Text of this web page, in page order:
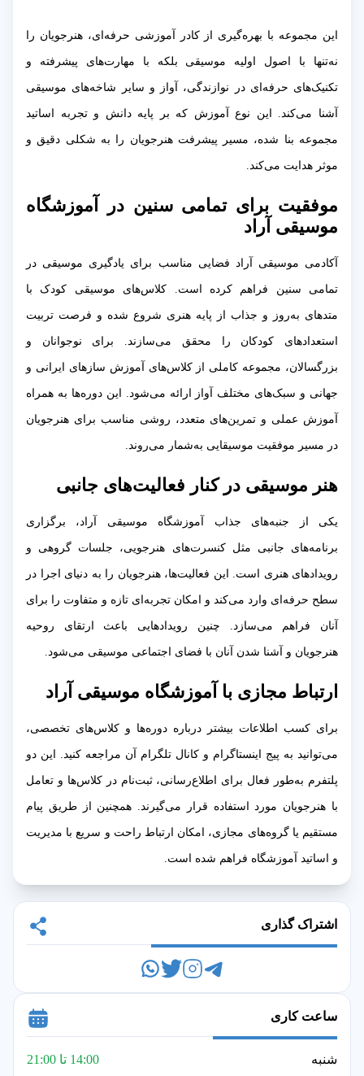
این مجموعه با بهره‌گیری از کادر آموزشی حرفه‌ای، هنرجویان را
نه‌تنها با اصول اولیه موسیقی بلکه با مهارت‌های پیشرفته و
تکنیک‌های حرفه‌ای در نوازندگی، آواز و سایر شاخه‌های موسیقی
آشنا می‌کند. این نوع آموزش که بر پایه دانش و تجربه اساتید
مجموعه بنا شده، مسیر پیشرفت هنرجویان را به شکلی دقیق و
موثر هدایت می‌کند.
موفقیت برای تمامی سنین در آموزشگاه
موسیقی آراد
آکادمی موسیقی آراد فضایی مناسب برای یادگیری موسیقی در
تمامی سنین فراهم کرده است. کلاس‌های موسیقی کودک با
متدهای به‌روز و جذاب از پایه هنری شروع شده و فرصت تربیت
استعدادهای کودکان را محقق می‌سازند. برای نوجوانان و
بزرگسالان، مجموعه کاملی از کلاس‌های آموزش سازهای ایرانی و
جهانی و سبک‌های مختلف آواز ارائه می‌شود. این دوره‌ها به همراه
آموزش عملی و تمرین‌های متعدد، روشی مناسب برای هنرجویان
در مسیر موفقیت موسیقایی به‌شمار می‌روند.
هنر موسیقی در کنار فعالیت‌های جانبی
یکی از جنبه‌های جذاب آموزشگاه موسیقی آراد، برگزاری
برنامه‌های جانبی مثل کنسرت‌های هنرجویی، جلسات گروهی و
رویدادهای هنری است. این فعالیت‌ها، هنرجویان را به دنیای اجرا در
سطح حرفه‌ای وارد می‌کند و امکان تجربه‌ای تازه و متفاوت را برای
آنان فراهم می‌سازد. چنین رویدادهایی باعث ارتقای روحیه
هنرجویان و آشنا شدن آنان با فضای اجتماعی موسیقی می‌شود.
ارتباط مجازی با آموزشگاه موسیقی آراد
برای کسب اطلاعات بیشتر درباره دوره‌ها و کلاس‌های تخصصی،
می‌توانید به پیج اینستاگرام و کانال تلگرام آن مراجعه کنید. این دو
پلتفرم به‌طور فعال برای اطلاع‌رسانی، ثبت‌نام در کلاس‌ها و تعامل
با هنرجویان مورد استفاده قرار می‌گیرند. همچنین از طریق پیام
مستقیم یا گروه‌های مجازی، امکان ارتباط راحت و سریع با مدیریت
و اساتید آموزشگاه فراهم شده است.
اشتراک گذاری
ساعت کاری
شنبه 14:00 تا 21:00